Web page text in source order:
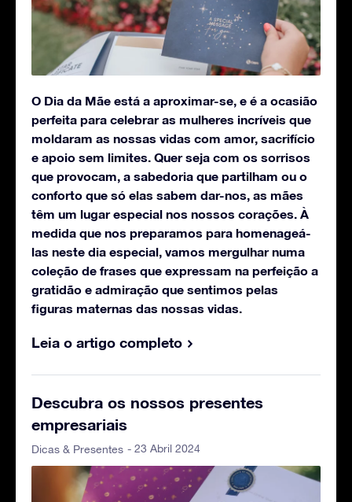
O Dia da Mãe está a aproximar-se, e é a ocasião
perfeita para celebrar as mulheres incríveis que
moldaram as nossas vidas com amor, sacrifício
e apoio sem limites. Quer seja com os sorrisos
que provocam, a sabedoria que partilham ou o
conforto que só elas sabem dar-nos, as mães
têm um lugar especial nos nossos corações. À
medida que nos preparamos para homenageá-
las neste dia especial, vamos mergulhar numa
coleção de frases que expressam na perfeição a
gratidão e admiração que sentimos pelas
figuras maternas das nossas vidas.
Leia o artigo completo
Descubra os nossos presentes
empresariais
Dicas & Presentes - 23 Abril 2024